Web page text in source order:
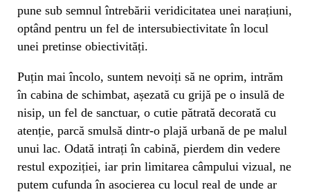
pune sub semnul întrebării veridicitatea unei narațiuni,
optând pentru un fel de intersubiectivitate în locul
unei pretinse obiectivități.
Puțin mai încolo, suntem nevoiți să ne oprim, intrăm
în cabina de schimbat, așezată cu grijă pe o insulă de
nisip, un fel de sanctuar, o cutie pătrată decorată cu
atenție, parcă smulsă dintr-o plajă urbană de pe malul
unui lac. Odată intrați în cabină, pierdem din vedere
restul expoziției, iar prin limitarea câmpului vizual, ne
putem cufunda în asocierea cu locul real de unde ar